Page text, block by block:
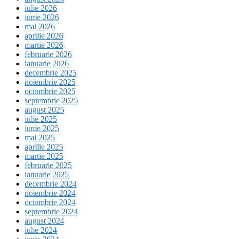
iulie 2026
iunie 2026
mai 2026
aprilie 2026
martie 2026
februarie 2026
ianuarie 2026
decembrie 2025
noiembrie 2025
octombrie 2025
septembrie 2025
august 2025
iulie 2025
iunie 2025
mai 2025
aprilie 2025
martie 2025
februarie 2025
ianuarie 2025
decembrie 2024
noiembrie 2024
octombrie 2024
septembrie 2024
august 2024
iulie 2024